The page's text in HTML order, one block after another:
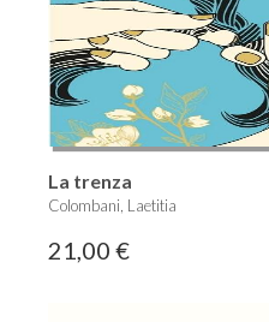
La trenza
Colombani, Laetitia
21,00 €